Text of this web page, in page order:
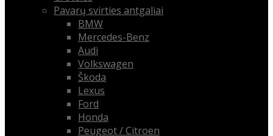
Pavarų svirties antgaliai
BMW
Mercedes-Benz
Audi
Volkswagen
Škoda
Lexus
Ford
Honda
Peugeot / Citroen